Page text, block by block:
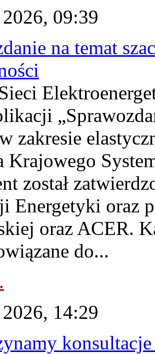
09:39
na temat
zakresie
Krajowego
został
Energetyki oraz
oraz ACER.
do...
14:29